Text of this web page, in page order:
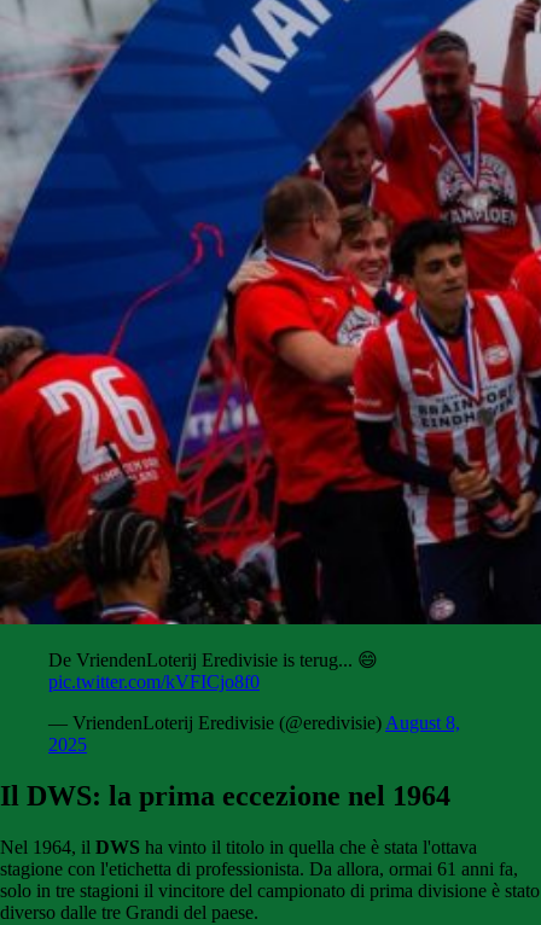
De VriendenLoterij Eredivisie is terug... 😄
pic.twitter.com/kVFICjo8f0
— VriendenLoterij Eredivisie (@eredivisie) August 8,
2025
Il DWS: la prima eccezione nel 1964
Nel 1964, il DWS ha vinto il titolo in quella che è stata l'ottava
stagione con l'etichetta di professionista. Da allora, ormai 61 anni fa,
solo in tre stagioni il vincitore del campionato di prima divisione è stato
diverso dalle tre Grandi del paese.